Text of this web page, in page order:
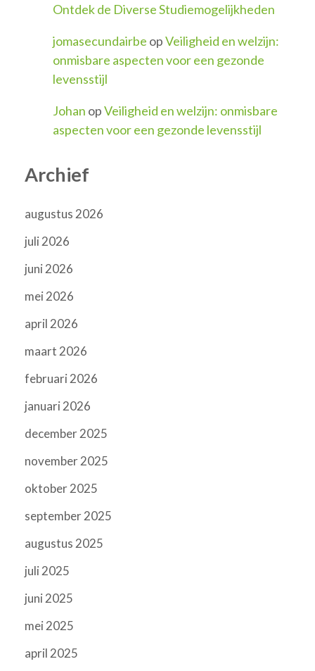
Ontdek de Diverse Studiemogelijkheden
jomasecundairbe opVeiligheid en welzijn:
onmisbare aspecten voor een gezonde
levensstijl
Johan opVeiligheid en welzijn: onmisbare
aspecten voor een gezonde levensstijl
Archief
augustus 2026
juli 2026
juni 2026
mei 2026
april 2026
maart 2026
februari 2026
januari 2026
december 2025
november 2025
oktober 2025
september 2025
augustus 2025
juli 2025
juni 2025
mei 2025
april 2025